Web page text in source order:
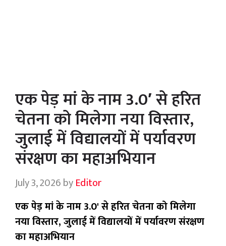
एक पेड़ मां के नाम 3.0′ से हरित
चेतना को मिलेगा नया विस्तार,
जुलाई में विद्यालयों में पर्यावरण
संरक्षण का महाअभियान
July 3, 2026byEditor
एक पेड़ मां के नाम 3.0' से हरित चेतना को मिलेगा
नया विस्तार, जुलाई में विद्यालयों में पर्यावरण संरक्षण
का महाअभियान